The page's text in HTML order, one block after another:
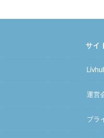
サイ
運営
プラ